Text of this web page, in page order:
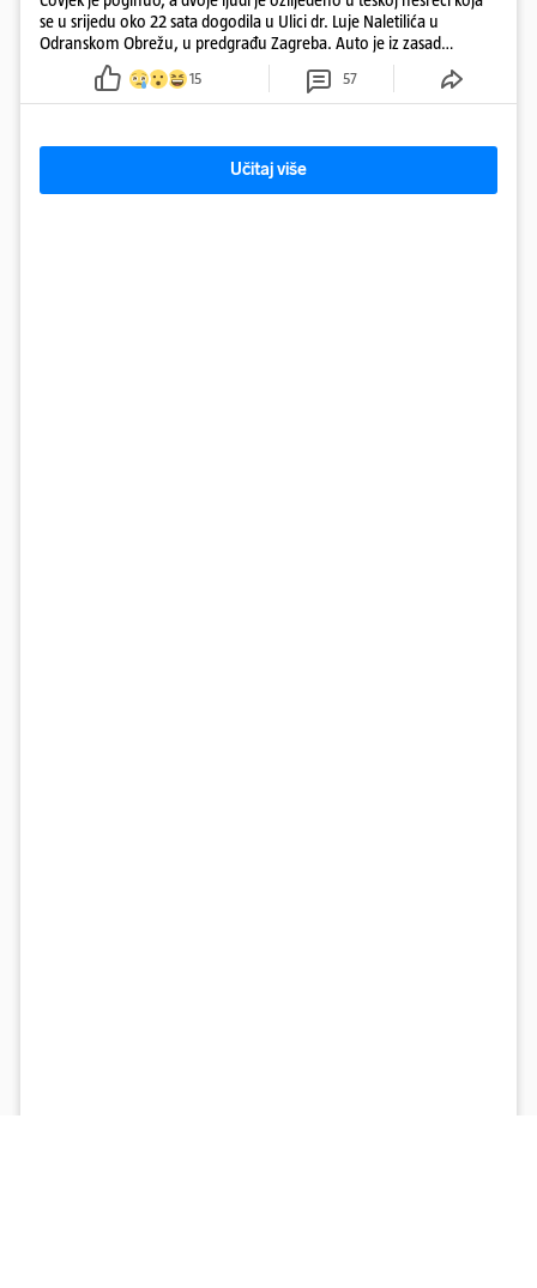
se u srijedu oko 22 sata dogodila u Ulici dr. Luje Naletilića u
Odranskom Obrežu, u predgrađu Zagreba. Auto je iz zasad
neutvrđenih razloga sletio s kolnika, a od siline udara vozilo se
prepolovilo.
15 57
Učitaj više